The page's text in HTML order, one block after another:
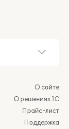
О сайте
О решениях 1С
Прайс-лист
Поддержка